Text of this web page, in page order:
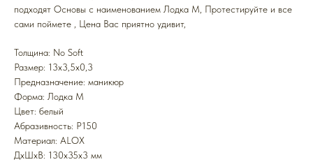
подходят Основы с наименованием Лодка M, Протестируйте и все
сами поймете , Цена Вас приятно удивит,
Толщина: No Soft
Размер: 13x3,5x0,3
Предназначение: маникюр
Форма: Лодка M
Цвет: белый
Абразивность: P150
Mатериал: ALOX
ДxШxВ: 130x35x3 мм